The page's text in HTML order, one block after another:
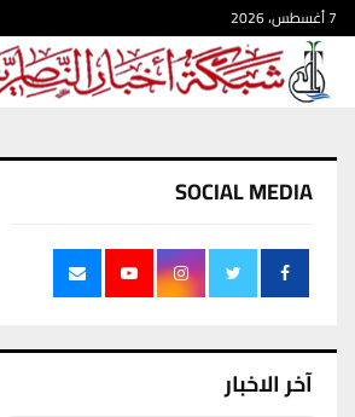
7 أغسطس، 2026
SOCIAL MEDIA
آخر الاخبار